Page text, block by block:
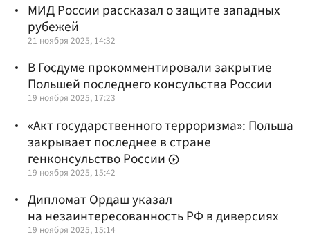
МИД России рассказал о защите западных
рубежей
21 ноября 2025, 14:32
В Госдуме прокомментировали закрытие
Польшей последнего консульства России
19 ноября 2025, 17:23
«Акт государственного терроризма»: Польша
закрывает последнее в стране
генконсульство России
19 ноября 2025, 15:42
Дипломат Ордаш указал
на незаинтересованность РФ в диверсиях
19 ноября 2025, 15:14